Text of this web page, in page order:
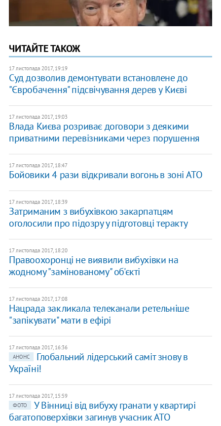
ЧИТАЙТЕ ТАКОЖ
17 листопада 2017, 19:19
Суд дозволив демонтувати встановлене до
"Євробачення" підсвічування дерев у Києві
17 листопада 2017, 19:03
Влада Києва розриває договори з деякими
приватними перевізниками через порушення
17 листопада 2017, 18:47
Бойовики 4 рази відкривали вогонь в зоні АТО
17 листопада 2017, 18:39
Затриманим з вибухівкою закарпатцям
оголосили про підозру у підготовці теракту
17 листопада 2017, 18:20
Правоохоронці не виявили вибухівки на
жодному "замінованому" об'єкті
17 листопада 2017, 17:08
Нацрада закликала телеканали ретельніше
"запікувати" мати в ефірі
17 листопада 2017, 16:36
АНОНС
Глобальний лідерський саміт знову в
Україні!
17 листопада 2017, 15:59
ФОТО
У Вінниці від вибуху гранати у квартирі
багатоповерхівки загинув учасник АТО